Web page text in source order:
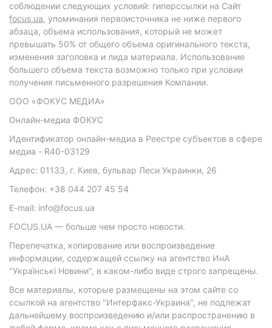
соблюдении следующих условий: гиперссылки на Сайт
focus.ua, упоминания первоисточника не ниже первого
абзаца, объема использования, который не может
превышать 50% от общего объема оригинального текста,
изменения заголовка и лида материала. Использование
большего объема текста возможно только при условии
получения письменного разрешения Компании.
ООО «ФОКУС МЕДИА»
Онлайн-медиа ФОКУС
Идентификатор онлайн-медиа в Реестре субъектов в сфере
медиа - R40-03129
Адрес: 01133, г. Киев, бульвар Леси Украинки, 26
Телефон: +38 044 207 45 54
E-mail: info@focus.ua
FOCUS.UA — больше чем просто новости.
Перепечатка, копирование или воспроизведение
информации, содержащей ссылку на агентство ИнА
"Українські Новини", в каком-либо виде строго запрещены.
Все материалы, которые размещены на этом сайте со
ссылкой на агентство "Интерфакс-Украина", не подлежат
дальнейшему воспроизведению и/или распространению в